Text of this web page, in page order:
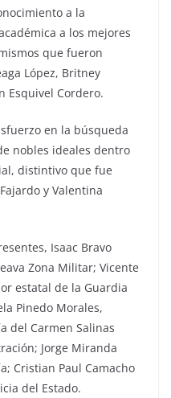
a la
a los mejores
que fueron
López, Britney
Esquivel Cordero.
en la búsqueda
nobles ideales dentro
distintivo que fue
y Valentina
Isaac Bravo
Zona Militar; Vicente
estatal de la Guardia
Pinedo Morales,
del Carmen Salinas
Jorge Miranda
Cristian Paul Camacho
del Estado.